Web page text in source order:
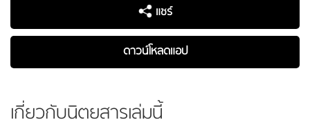
แชร์
ดาวน์โหลดแอป
เกี่ยวกับนิตยสารเล่มนี้